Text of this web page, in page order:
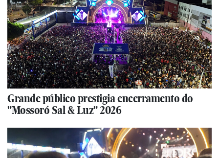
Grande público prestigia encerramento do
"Mossoró Sal & Luz" 2026